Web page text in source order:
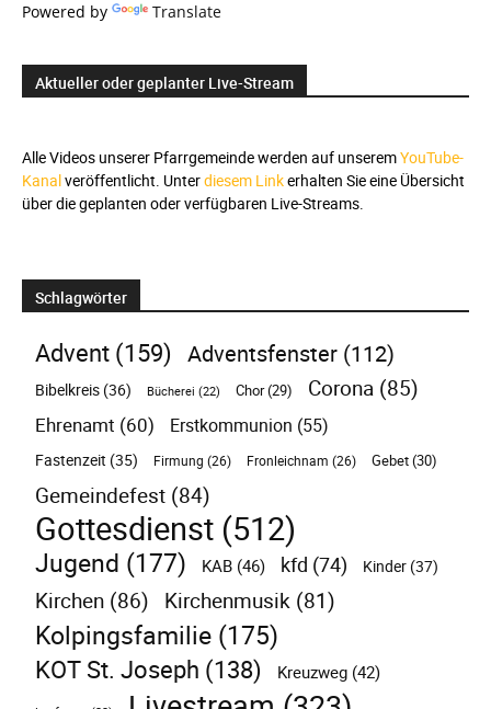
Powered by Translate
Aktueller oder geplanter Live-Stream
Alle Videos unserer Pfarrgemeinde werden auf unseremYouTube-
Kanalveröffentlicht. Unterdiesem Linkerhalten Sie eine Übersicht
über die geplanten oder verfügbaren Live-Streams.
Schlagwörter
Advent(159) Adventsfenster (112)
Bibelkreis (36) Bücherei (22) Chor(29) Corona (85)
Ehrenamt (60) Erstkommunion (55)
Fastenzeit (35) Firmung (26) Fronleichnam (26) Gebet(30)
Gemeindefest (84)
Gottesdienst (512)
Jugend (177) KAB (46) kfd (74) Kinder (37)
Kirchen (86) Kirchenmusik (81)
Kolpingsfamilie (175)
KOT St. Joseph (138) Kreuzweg (42)